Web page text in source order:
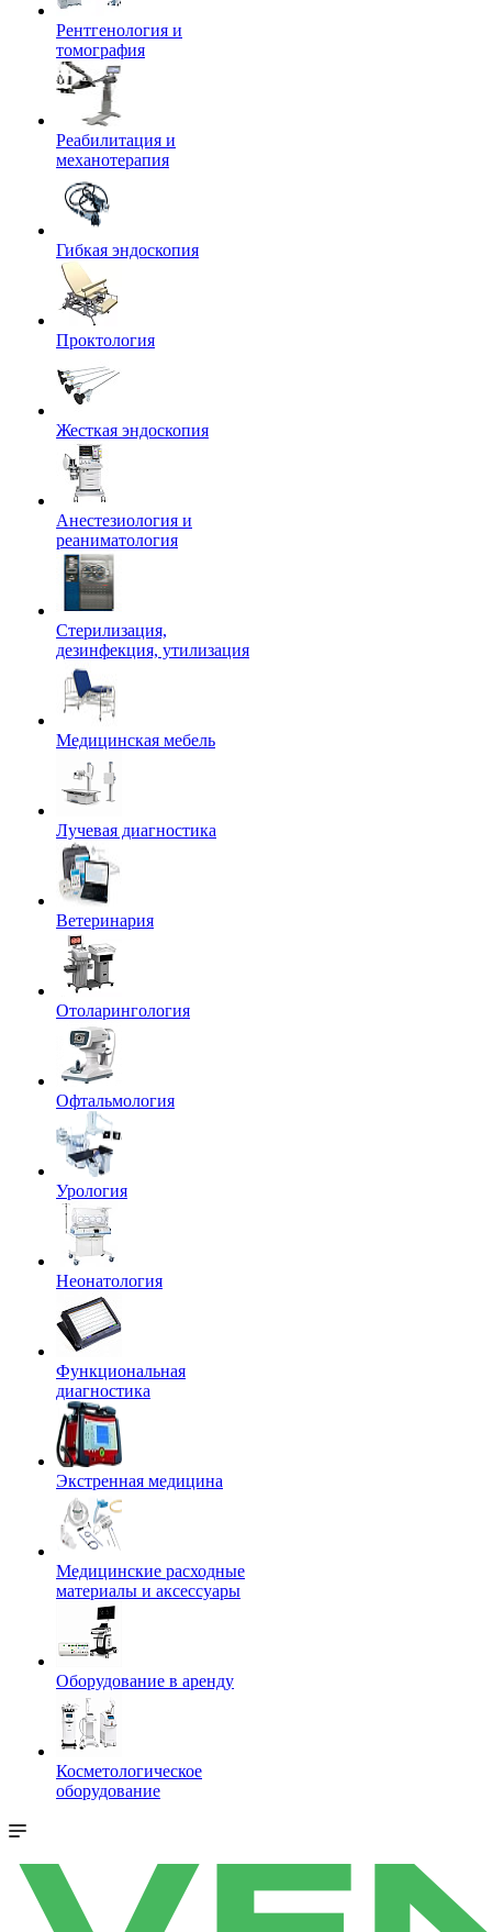
Рентгенология и
томография
Реабилитация и
механотерапия
Гибкая эндоскопия
Проктология
Жесткая эндоскопия
Анестезиология и
реаниматология
Стерилизация,
дезинфекция, утилизация
Медицинская мебель
Лучевая диагностика
Ветеринария
Отоларингология
Офтальмология
Урология
Неонатология
Функциональная
диагностика
Экстренная медицина
Медицинские расходные
материалы и аксессуары
Оборудование в аренду
Косметологическое
оборудование